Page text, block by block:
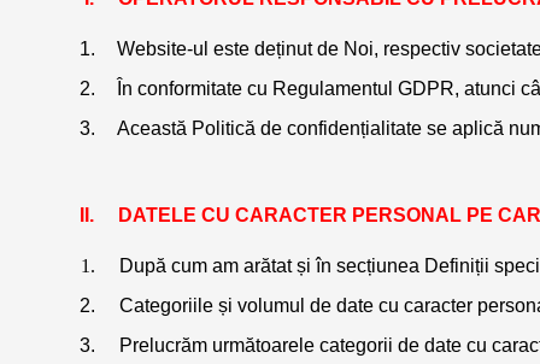
Website-ul este deținut de Noi, respectiv
În conformitate cu Regulamentul GDPR, atunci
Această Politică de confidențialitate se aplică
DATELE CU CARACTER PERSONAL PE
După cum am arătat și în secțiunea Definiții
Categoriile și volumul de date cu caracter
Prelucrăm următoarele categorii de date cu